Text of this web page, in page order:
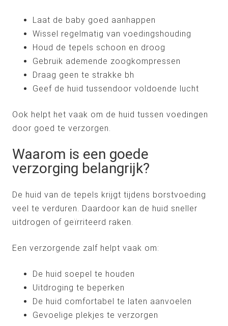
Laat de baby goed aanhappen
Wissel regelmatig van voedingshouding
Houd de tepels schoon en droog
Gebruik ademende zoogkompressen
Draag geen te strakke bh
Geef de huid tussendoor voldoende lucht
Ook helpt het vaak om de huid tussen voedingen
door goed te verzorgen.
Waarom is een goede
verzorging belangrijk?
De huid van de tepels krijgt tijdens borstvoeding
veel te verduren. Daardoor kan de huid sneller
uitdrogen of geïrriteerd raken.
Een verzorgende zalf helpt vaak om:
De huid soepel te houden
Uitdroging te beperken
De huid comfortabel te laten aanvoelen
Gevoelige plekjes te verzorgen